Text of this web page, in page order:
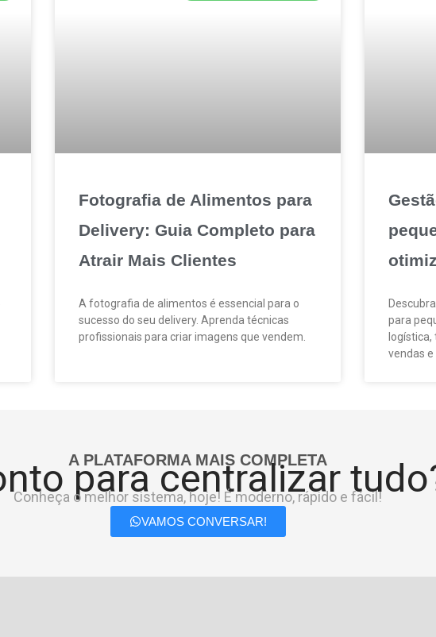
Fotografia de Alimentos para
Delivery: Guia Completo para
Atrair Mais Clientes
A fotografia de alimentos é essencial para o
sucesso do seu delivery. Aprenda técnicas
profissionais para criar imagens que vendem.
para
logística,
vendas e
A PLATAFORMA MAIS COMPLETA
para centralizar
Conheça o melhor sistema, hoje! É moderno, rápido e fácil!
VAMOS CONVERSAR!